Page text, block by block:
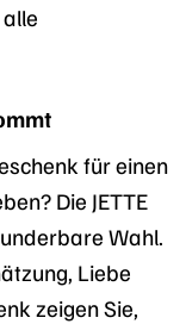
für einen
Die JETTE
Wahl.
Liebe
zeigen Sie,